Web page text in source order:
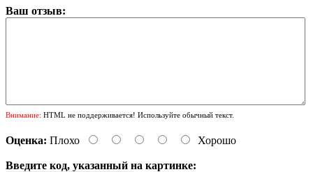
Ваш отзыв:
Внимание: HTML не поддерживается! Используйте обычный текст.
Оценка: Плохо Хорошо
Введите код, указанный на картинке: